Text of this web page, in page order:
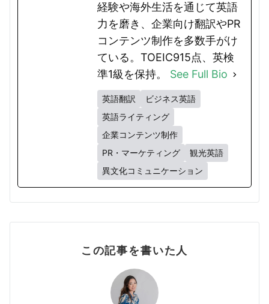
経験や海外生活を通じて英語
力を磨き、企業向け翻訳やPR
コンテンツ制作を多数手がけ
ている。TOEIC915点、英検
準1級を保持。 See Full Bio
英語翻訳
ビジネス英語
英語ライティング
企業コンテンツ制作
PR・マーケティング
観光英語
異文化コミュニケーション
この記事を書いた人